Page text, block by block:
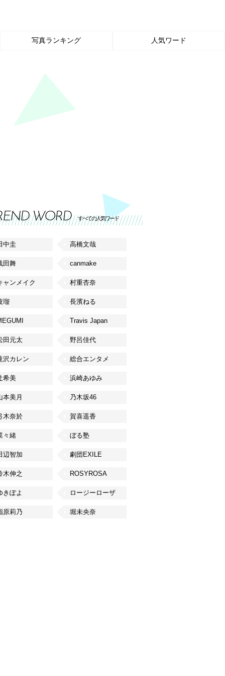
写真ランキング 人気ワード
WORD すべての人気ワード
中圭 高橋文哉
田舞 canmake
ャンメイク 村重杏奈
瑠 長濱ねる
Travis Japan
田元太 野呂佳代
沢カレン 総合エンタメ
希美 浜崎あゆみ
本美月 乃木坂46
木奈於 賀喜遥香
々緒 ぼる塾
辺智加 劇団EXILE
木伸之 ROSYROSA
きぽよ ロージーローザ
原莉乃 堀未央奈